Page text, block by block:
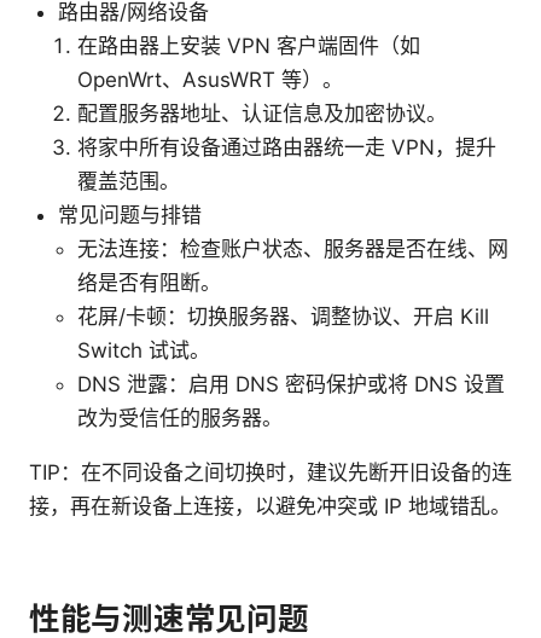
路由器/网络设备
在路由器上安装 VPN 客户端固件（如
OpenWrt、AsusWRT 等）。
配置服务器地址、认证信息及加密协议。
将家中所有设备通过路由器统一走 VPN，提升
覆盖范围。
常见问题与排错
无法连接：检查账户状态、服务器是否在线、网
络是否有阻断。
花屏/卡顿：切换服务器、调整协议、开启 Kill
Switch 试试。
DNS 泄露：启用 DNS 密码保护或将 DNS 设置
改为受信任的服务器。
TIP：在不同设备之间切换时，建议先断开旧设备的连
接，再在新设备上连接，以避免冲突或 IP 地域错乱。
性能与测速常见问题